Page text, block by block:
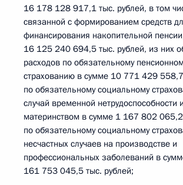
16 178 128 917,1 тыс. рублей, в том
связанной с формированием средств
финансирования накопительной
16 125 240 694,5 тыс. рублей, из них
расходов по обязательному
страхованию в сумме 10 771 429
по обязательному социальному
случай временной нетрудоспособности
материнством в сумме 1 167 802 065,2
по обязательному социальному
несчастных случаев на производстве и
профессиональных заболеваний в
161 753 045,5 тыс. рублей;